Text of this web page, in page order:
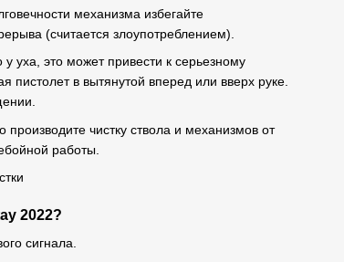
механизма избегайте
(считается злоупотреблением).
уха, это может привести к серьезному
пистолет в вытянутой вперед или вверх руке.
чистку ствола и механизмов от
работы.
2022?
сигнала.